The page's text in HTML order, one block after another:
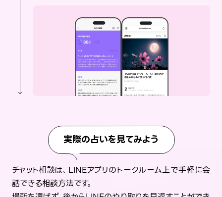
実際の占いを見てみよう
チャット相談は、LINEアプリのトークルーム上で手軽に会
話できる相談方法です。